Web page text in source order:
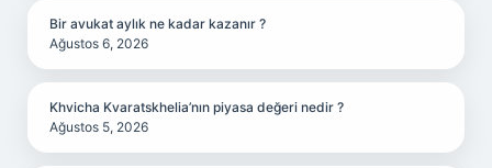
Bir avukat aylık ne kadar kazanır ?
Ağustos 6, 2026
Khvicha Kvaratskhelia’nın piyasa değeri nedir ?
Ağustos 5, 2026